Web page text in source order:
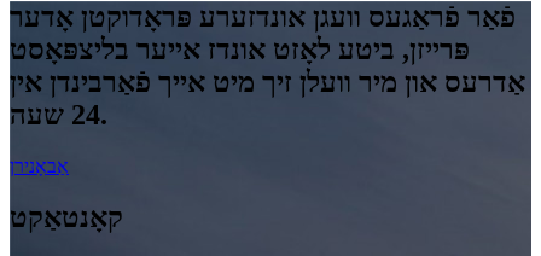
פֿאַר פֿראַגעס וועגן אונדזערע פּראָדוקטן אָדער
פּרייזן, ביטע לאָזט אונדז אייער בליצפּאָסט
אַדרעס און מיר וועלן זיך מיט אייך פֿאַרבינדן אין
24 שעה.
אַבאָנירן
קאָנטאַקט